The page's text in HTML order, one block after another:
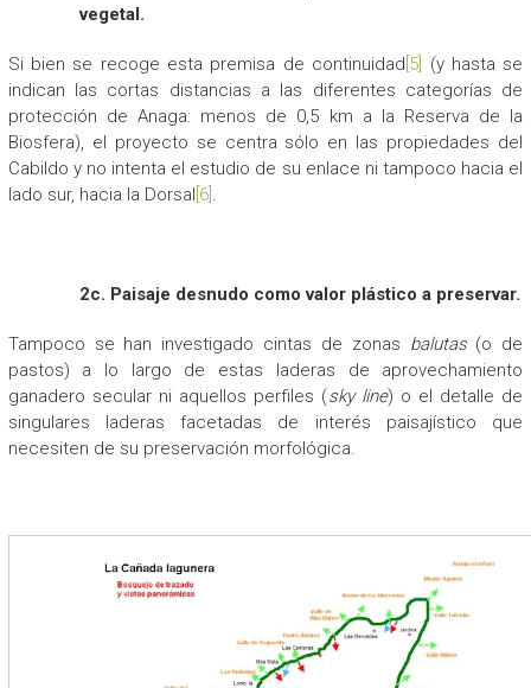
vegetal.
Si bien se recoge esta premisa de continuidad [5]
(y hasta se
indican las cortas distancias a las diferentes categorías de
protección de Anaga: menos de 0,5 km a la Reserva de la
Biosfera), el proyecto se centra sólo en las propiedades del
Cabildo y no intenta el estudio de su enlace ni tampoco hacia el
lado sur, hacia la Dorsal [6] .
2c. Paisaje desnudo como valor plástico a preservar.
Tampoco se han investigado cintas de zonas balutas (o de
pastos) a lo largo de estas laderas de aprovechamiento
ganadero secular ni aquellos perfiles (sky line) o el detalle de
singulares laderas facetadas de interés paisajístico que
necesiten de su preservación morfológica.